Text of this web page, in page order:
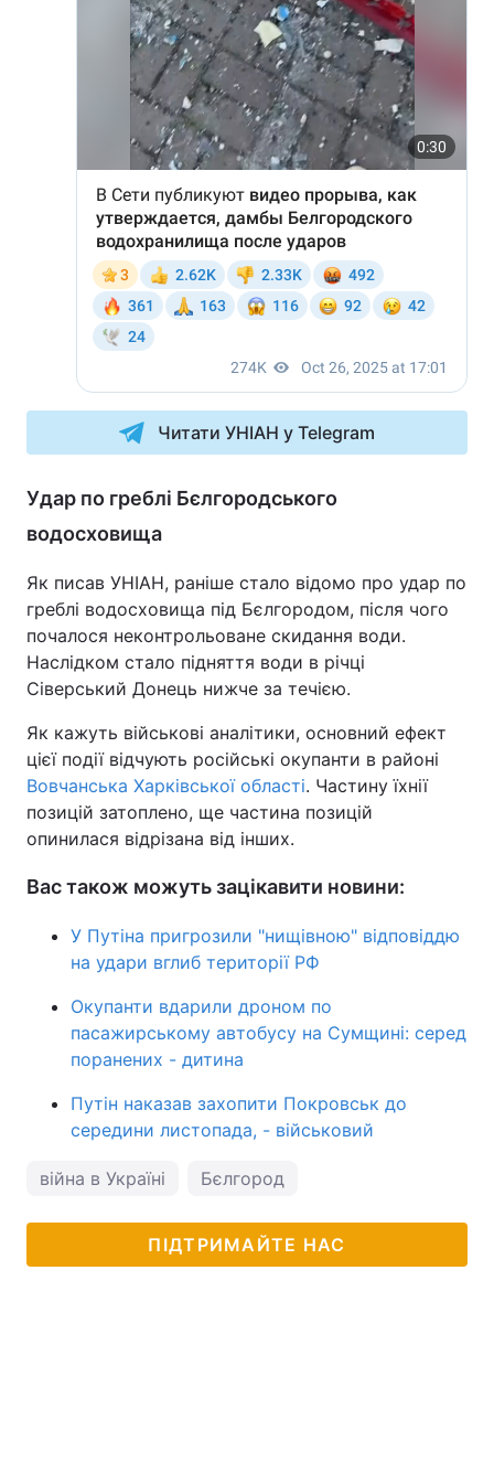
Читати УНІАН у Telegram
Удар по греблі Бєлгородського
водосховища
Як писав УНІАН, раніше стало відомо про удар по
греблі водосховища під Бєлгородом, після чого
почалося неконтрольоване скидання води.
Наслідком стало підняття води в річці
Сіверський Донець нижче за течією.
Як кажуть військові аналітики, основний ефект
цієї події відчують російські окупанти в районі
Вовчанська Харківської області. Частину їхнії
позицій затоплено, ще частина позицій
опинилася відрізана від інших.
Вас також можуть зацікавити новини:
У Путіна пригрозили "нищівною" відповіддю
на удари вглиб території РФ
Окупанти вдарили дроном по
пасажирському автобусу на Сумщині: серед
поранених - дитина
Путін наказав захопити Покровськ до
середини листопада, - військовий
війна в Україні Бєлгород
ПІДТРИМАЙТЕ НАС